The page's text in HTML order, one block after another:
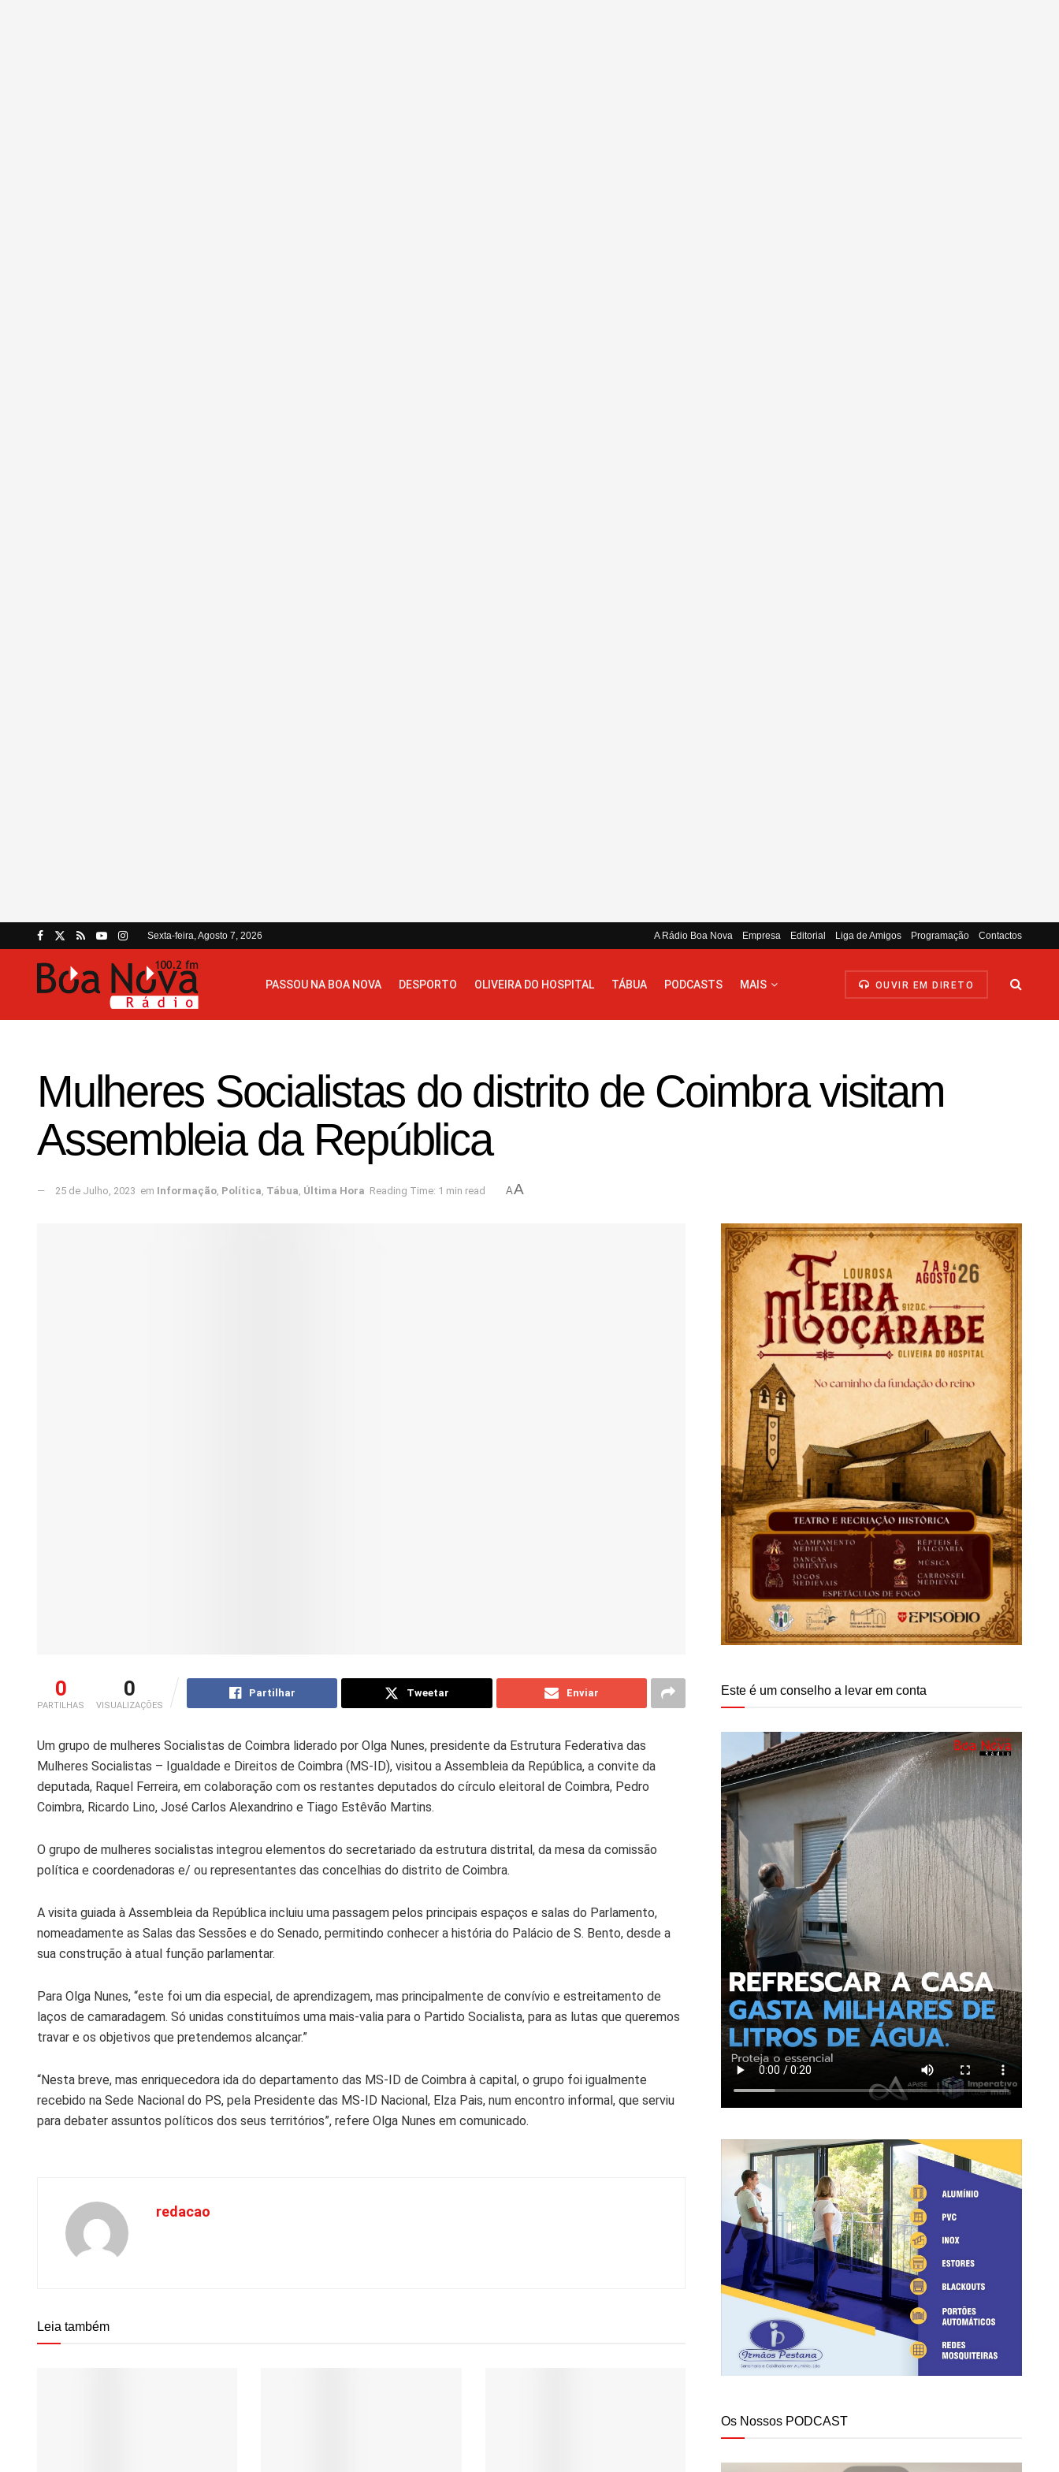
Sexta-feira, Agosto 7, 2026 A Rádio Boa Nova Empresa Editorial Liga de Amigos Programação Contactos
PASSOU NA BOA NOVA DESPORTO OLIVEIRA DO HOSPITAL TÁBUA PODCASTS MAIS OUVIR EM DIRETO
Mulheres Socialistas do distrito de Coimbra visitam
Assembleia da República
25 de Julho, 2023 em Informação, Política, Tábua, Última Hora Reading Time: 1 min read AA
0
PARTILHAS
0
VISUALIZAÇÕES
Partilhar Tweetar Enviar
Um grupo de mulheres Socialistas de Coimbra liderado por Olga Nunes, presidente da Estrutura Federativa das
Mulheres Socialistas – Igualdade e Direitos de Coimbra (MS-ID), visitou a Assembleia da República, a convite da
deputada, Raquel Ferreira, em colaboração com os restantes deputados do círculo eleitoral de Coimbra, Pedro
Coimbra, Ricardo Lino, José Carlos Alexandrino e Tiago Estêvão Martins.
O grupo de mulheres socialistas integrou elementos do secretariado da estrutura distrital, da mesa da comissão
política e coordenadoras e/ ou representantes das concelhias do distrito de Coimbra.
A visita guiada à Assembleia da República incluiu uma passagem pelos principais espaços e salas do Parlamento,
nomeadamente as Salas das Sessões e do Senado, permitindo conhecer a história do Palácio de S. Bento, desde a
sua construção à atual função parlamentar.
Para Olga Nunes, “este foi um dia especial, de aprendizagem, mas principalmente de convívio e estreitamento de
laços de camaradagem. Só unidas constituímos uma mais-valia para o Partido Socialista, para as lutas que queremos
travar e os objetivos que pretendemos alcançar.”
“Nesta breve, mas enriquecedora ida do departamento das MS-ID de Coimbra à capital, o grupo foi igualmente
recebido na Sede Nacional do PS, pela Presidente das MS-ID Nacional, Elza Pais, num encontro informal, que serviu
para debater assuntos políticos dos seus territórios”, refere Olga Nunes em comunicado.
redacao
Leia também
Este é um conselho a levar em conta
Os Nossos PODCAST